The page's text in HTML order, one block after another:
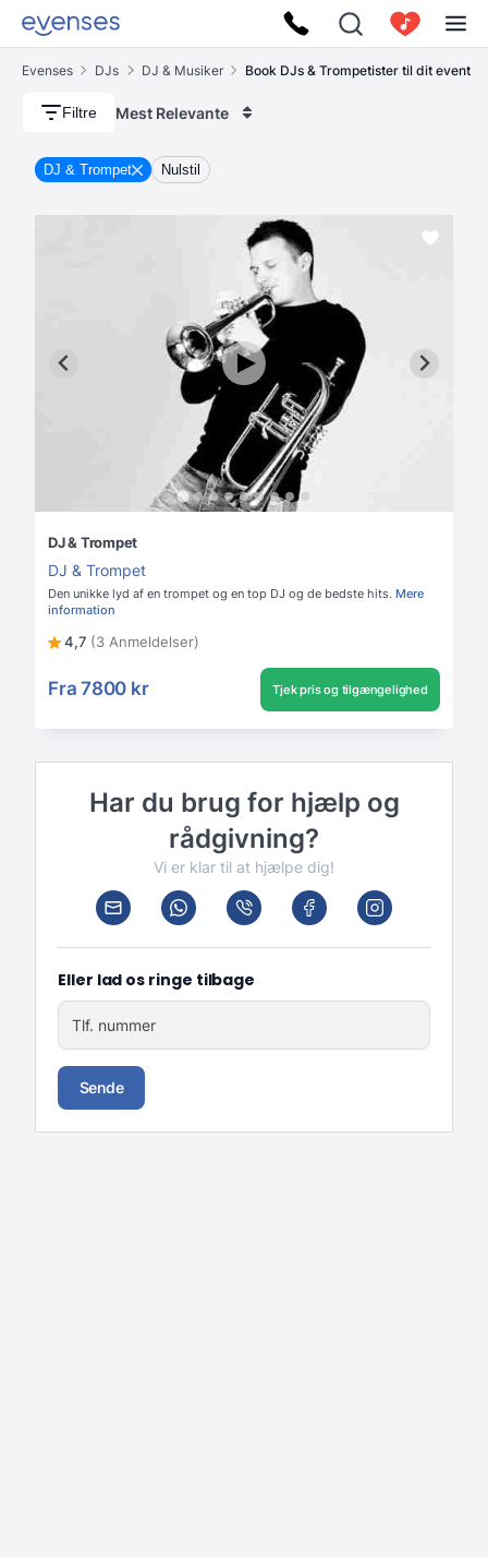
Evenses DJs DJ & Musiker Book DJs & Trompetister til dit event
Filtre Mest Relevante
DJ & Trompet Nulstil
DJ & Trompet
DJ & Trompet
Den unikke lyd af en trompet og en top DJ og de bedste hits. Mere
information
4,7 (3 Anmeldelser)
Fra 7800 kr Tjek pris og tilgængelighed
Har du brug for hjælp og
rådgivning?
Vi er klar til at hjælpe dig!
Eller lad os ringe tilbage
Tlf. nummer
Sende